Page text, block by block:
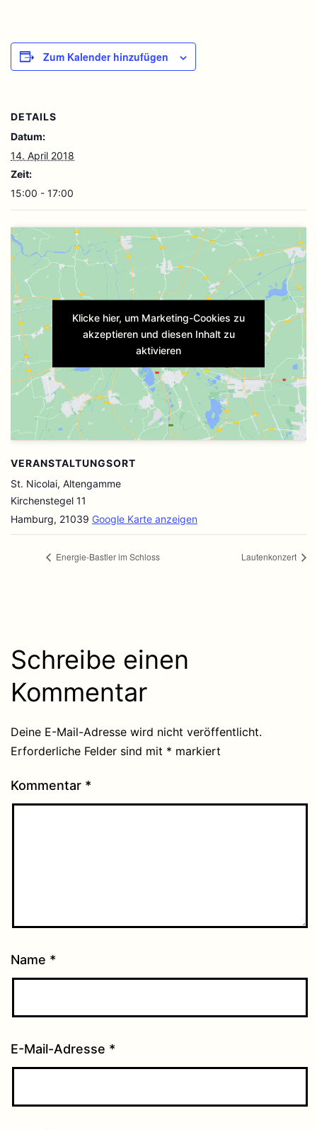
Zum Kalender hinzufügen
DETAILS
Datum:
14. April 2018
Zeit:
15:00 - 17:00
VERANSTALTUNGSORT
St. Nicolai, Altengamme
Kirchenstegel 11
Hamburg, 21039 Google Karte anzeigen
Klicke hier, um Marketing-Cookies zu
akzeptieren und diesen Inhalt zu
aktivieren
Energie-Bastler im Schloss Lautenkonzert
Schreibe einen
Kommentar
Deine E-Mail-Adresse wird nicht veröffentlicht.
Erforderliche Felder sind mit * markiert
Kommentar *
Name *
E-Mail-Adresse *